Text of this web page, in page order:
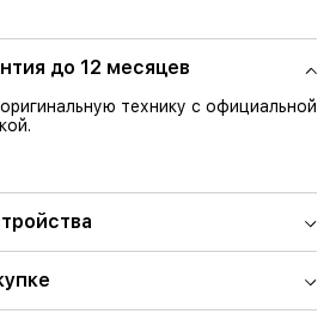
до 12 месяцев
технику с официальной